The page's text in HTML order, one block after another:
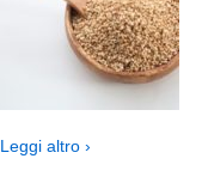
Leggi altro ›